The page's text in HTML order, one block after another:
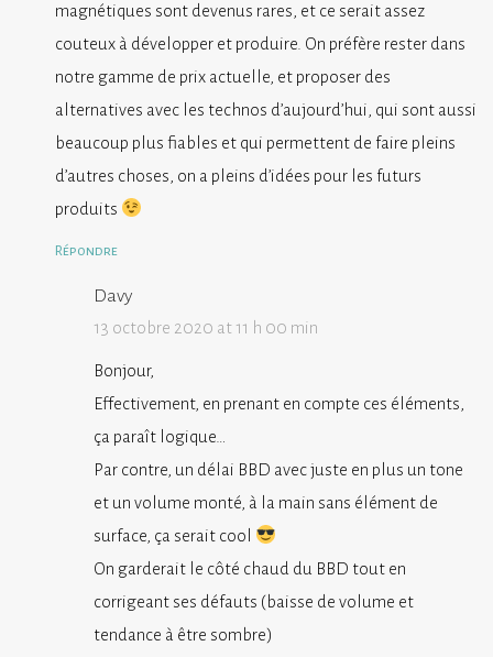
magnétiques sont devenus rares, et ce serait assez
couteux à développer et produire. On préfère rester dans
notre gamme de prix actuelle, et proposer des
alternatives avec les technos d’aujourd’hui, qui sont aussi
beaucoup plus fiables et qui permettent de faire pleins
d’autres choses, on a pleins d’idées pour les futurs
produits
Répondre
Davy
13 octobre 2020 at 11 h 00 min
Bonjour,
Effectivement, en prenant en compte ces éléments,
ça paraît logique…
Par contre, un délai BBD avec juste en plus un tone
et un volume monté, à la main sans élément de
surface, ça serait cool
On garderait le côté chaud du BBD tout en
corrigeant ses défauts (baisse de volume et
tendance à être sombre)